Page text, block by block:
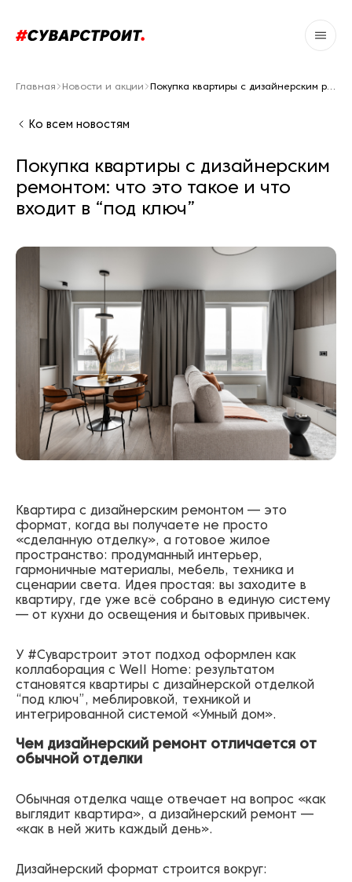
Главная Новости и акции
Ко всем новостям
Покупка квартиры с дизайнерским
ремонтом: что это такое и что
входит в “под ключ”
Квартира с дизайнерским ремонтом — это
формат, когда вы получаете не просто
«сделанную отделку», а готовое жилое
пространство: продуманный интерьер,
гармоничные материалы, мебель, техника и
сценарии света. Идея простая: вы заходите в
квартиру, где уже всё собрано в единую систему
— от кухни до освещения и бытовых привычек.
У #Суварстроит этот подход оформлен как
коллаборация с Well Home: результатом
становятся квартиры с дизайнерской отделкой
“под ключ”, меблировкой, техникой и
интегрированной системой «Умный дом».
Чем дизайнерский ремонт отличается от
обычной отделки
Обычная отделка чаще отвечает на вопрос «как
выглядит квартира», а дизайнерский ремонт —
«как в ней жить каждый день».
Дизайнерский формат строится вокруг: